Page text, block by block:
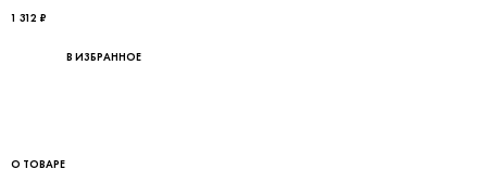
1 312 ₽
В ИЗБРАННОЕ
О ТОВАРЕ